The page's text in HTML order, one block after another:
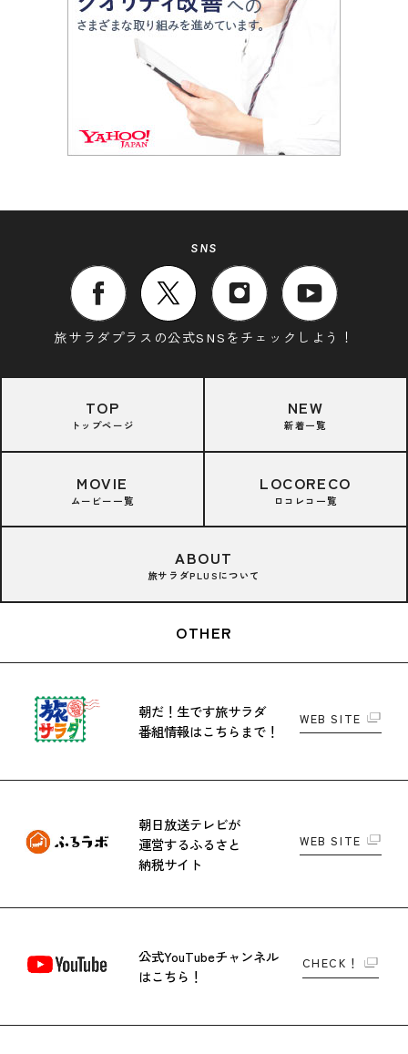
SNS
旅サラダプラスの公式SNSをチェックしよう！
TOP
トップページ
NEW
新着一覧
MOVIE
ムービー一覧
LOCORECO
ロコレコ一覧
ABOUT
旅サラダPLUSについて
OTHER
朝だ！生です旅サラダ
番組情報はこちらまで！
WEB SITE
朝日放送テレビが
運営するふるさと
納税サイト
WEB SITE
公式YouTubeチャンネル
はこちら！
CHECK！